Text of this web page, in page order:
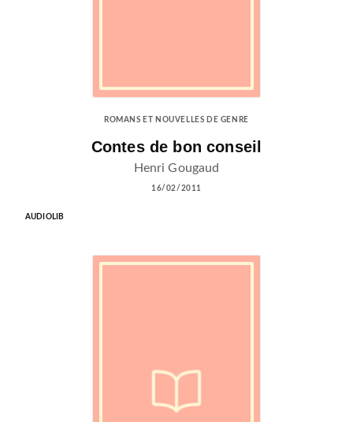
ROMANS ET NOUVELLES DE GENRE
Contes de bon conseil
Henri Gougaud
16/02/2011
AUDIOLIB